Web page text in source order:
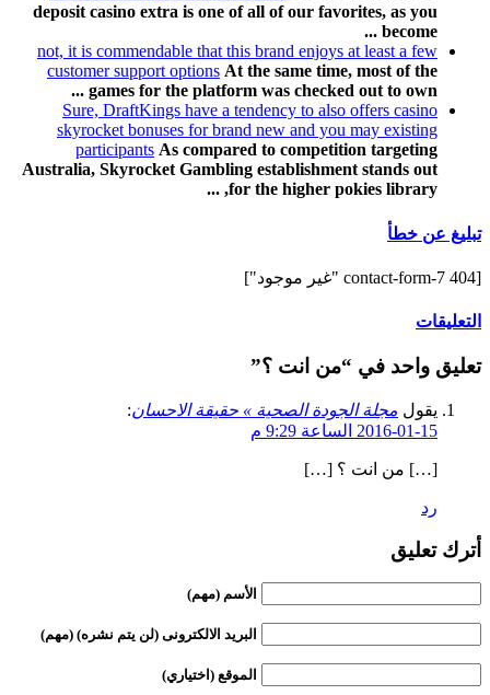
deposit casino extra is one of all of our favorites, as you
become ...
not, it is commendable that this brand enjoys at least a few
customer support options At the same time, most of the
games for the platform was checked out to own ...
Sure, DraftKings have a tendency to also offers casino
skyrocket bonuses for brand new and you may existing
participants As compared to competition targeting
Australia, Skyrocket Gambling establishment stands out
for the higher pokies library, ...
تبليغ عن خطأ
[contact-form-7 404 "غير موجود"]
التعليقات
تعليق واحد في “من انت ؟”
يقول مجلة الجودة الصحية » حقيقة الاحسان:
2016-01-15 الساعة 9:29 م
[…] من انت ؟ […]
رد
أترك تعليق
الأسم (مهم)
البريد الالكترونى (لن يتم نشره) (مهم)
الموقع (اختياري)